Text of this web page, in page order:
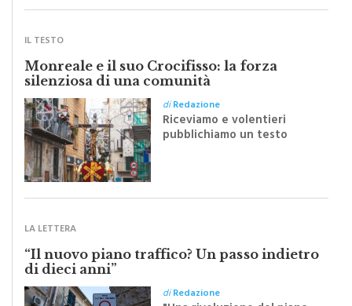
SCRITTI DA VOI
IL TESTO
Monreale e il suo Crocifisso: la forza
silenziosa di una comunità
diRedazione
Riceviamo e volentieri
Sapienza all'indomani della
LA LETTERA
“Il nuovo piano traffico? Un passo indietro
di dieci anni”